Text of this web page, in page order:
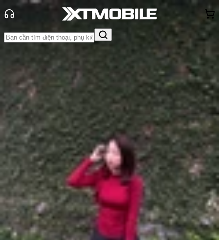
Tin tức
Tin Mới
Tin Mới
Đánh Giá - Trên Tay So Sánh Tư vấn
Khuyến
mãiThủ thuật Hỏi đáp App - Game Thông báo
Khách
hàng - Sự kiện
Xiaomi 15 Ultra lộ thông số camera
và loạt thông tin quan trọng từ buổi
livestream
Anh Thư
Ngày đăng: 24/02/2025
Cập nhật:
24/05/2026